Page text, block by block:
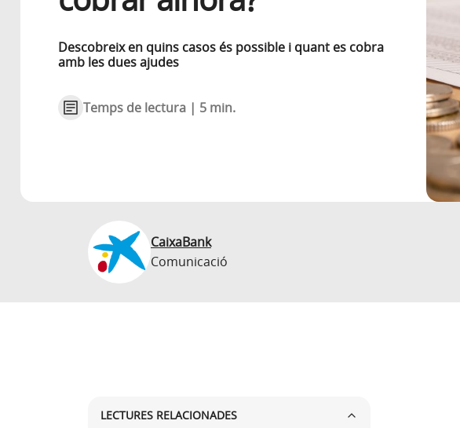
Descobreix en quins casos és possible i quant es cobra
amb les dues ajudes
Temps de lectura | 5 min.
CaixaBank
Comunicació
LECTURES RELACIONADES